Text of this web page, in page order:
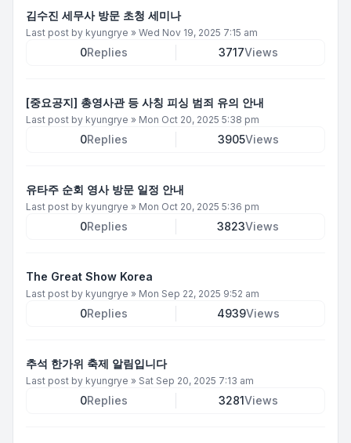
김수진 세무사 방문 초청 세미나
Last post by kyungrye » Wed Nov 19, 2025 7:15 am
0Replies 3717Views
[중요공지] 총영사관 등 사칭 피싱 범죄 유의 안내
Last post by kyungrye » Mon Oct 20, 2025 5:38 pm
0Replies 3905Views
유타주 순회 영사 방문 일정 안내
Last post by kyungrye » Mon Oct 20, 2025 5:36 pm
0Replies 3823Views
The Great Show Korea
Last post by kyungrye » Mon Sep 22, 2025 9:52 am
0Replies 4939Views
추석 한가위 축제 알림입니다
Last post by kyungrye » Sat Sep 20, 2025 7:13 am
0Replies 3281Views